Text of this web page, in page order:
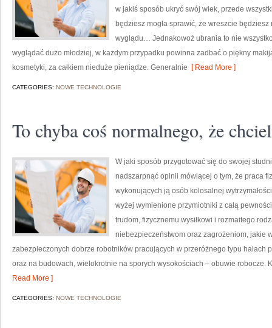
w jakiś sposób ukryć swój wiek, przede
będziesz mogła sprawić, że wreszcie
wyglądu… Jednakowoż ubrania to nie
wyglądać dużo młodziej, w każdym przypadku powinna zadbać o piękny
kosmetyki, za całkiem nieduże pieniądze. Generalnie [ Read More ]
CATEGORIES: NOWE TECHNOLOGIE
To chyba coś normalnego, że
W jaki sposób przygotować się do swojej
nadszarpnąć opinii mówiącej o tym, że praca
wykonujących ją osób kolosalnej
wyżej wymienione przymiotniki z całą
trudom, fizycznemu wysiłkowi i rozmaitego
niebezpieczeństwom oraz zagrożeniom, jakie
zabezpieczonych dobrze robotników pracujących w przeróżnego typu halach
oraz na budowach, wielokrotnie na sporych wysokościach – obuwie robocze.
Read More ]
CATEGORIES: NOWE TECHNOLOGIE